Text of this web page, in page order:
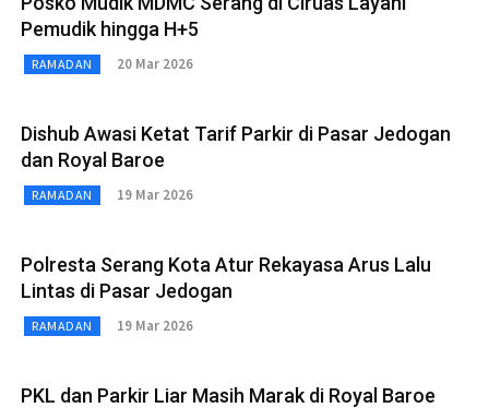
Pemudik hingga H+5
RAMADAN 20 Mar 2026
Dishub Awasi Ketat Tarif Parkir di Pasar Jedogan
dan Royal Baroe
RAMADAN 19 Mar 2026
Polresta Serang Kota Atur Rekayasa Arus Lalu
Lintas di Pasar Jedogan
RAMADAN 19 Mar 2026
PKL dan Parkir Liar Masih Marak di Royal Baroe